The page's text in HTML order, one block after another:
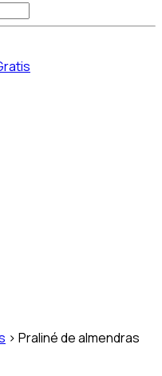
> Praliné de almendras